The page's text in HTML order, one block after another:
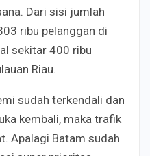
Dari sisi jumlah
ribu pelanggan di
sekitar 400 ribu
Riau.
sudah terkendali dan
kembali, maka trafik
Apalagi Batam sudah